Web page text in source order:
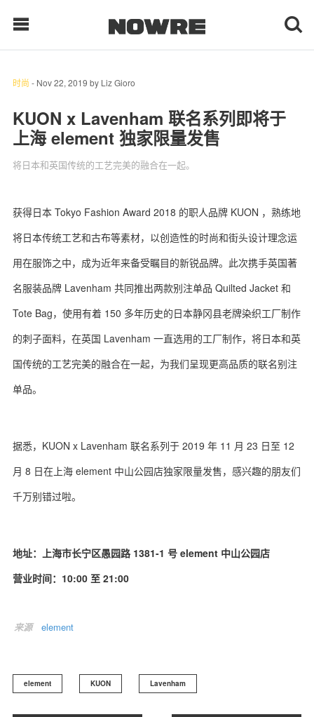
每日鲜榨
现客视点
时 尚
球 鞋
生 活
时尚 - Nov 22, 2019 by Liz Gioro
KUON x Lavenham 联名系列即将于
上海 element 独家限量发售
将日本和英国传统的工艺完美的融合在一起。
获得日本 Tokyo Fashion Award 2018 的职人品牌 KUON ，熟练地
将日本传统工艺和古布等素材，以创造性的时尚和街头设计理念运
用在服饰之中，成为近年来备受瞩目的新锐品牌。此次携手英国著
名服装品牌 Lavenham 共同推出两款别注单品 Quilted Jacket 和
Tote Bag，使用有着 150 多年历史的日本静冈县老牌染织工厂制作
的刺子面料，在英国 Lavenham 一直选用的工厂制作，将日本和英
国传统的工艺完美的融合在一起，为我们呈现更高品质的联名别注
单品。
据悉，KUON x Lavenham 联名系列于 2019 年 11 月 23 日至 12
月 8 日在上海 element 中山公园店独家限量发售，感兴趣的朋友们
千万别错过啦。
地址：上海市长宁区愚园路 1381-1 号 element 中山公园店
营业时间：10:00 至 21:00
来源 element
element KUON Lavenham